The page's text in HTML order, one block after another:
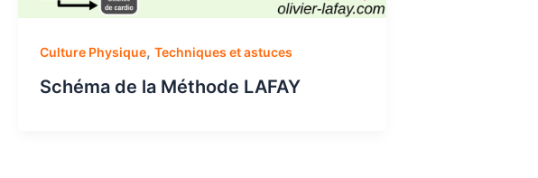
Culture Physique, Techniques et astuces
Schéma de la Méthode LAFAY